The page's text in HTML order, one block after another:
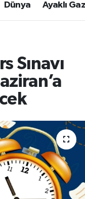
Dünya Ayaklı
Sınavı